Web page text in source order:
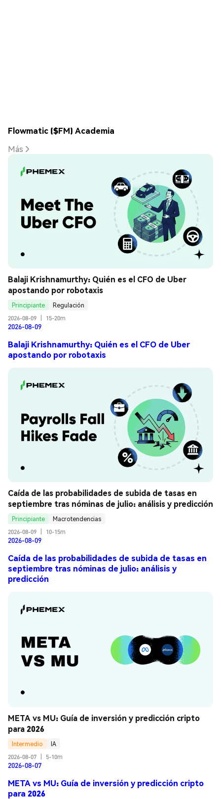
Flowmatic ($FM) Academia
Más
Balaji Krishnamurthy: Quién es el CFO de Uber
apostando por robotaxis
Principiante
Regulación
2026-08-09
15-20m
2026-08-09
Balaji Krishnamurthy: Quién es el CFO de Uber
apostando por robotaxis
Caída de las probabilidades de subida de tasas en
septiembre tras nóminas de julio: análisis y predicción
Principiante
Macrotendencias
2026-08-09
10-15m
2026-08-09
Caída de las probabilidades de subida de tasas en
septiembre tras nóminas de julio: análisis y
predicción
META vs MU: Guía de inversión y predicción cripto
para 2026
Intermedio
IA
2026-08-07
5-10m
2026-08-07
META vs MU: Guía de inversión y predicción cripto
para 2026